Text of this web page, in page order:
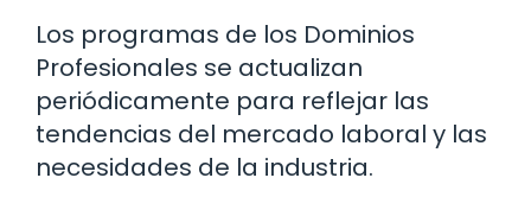
Los programas de los Dominios
Profesionales se actualizan
periódicamente para reflejar las
tendencias del mercado laboral y las
necesidades de la industria.